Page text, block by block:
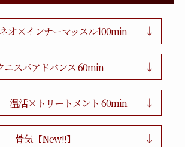
オ×インナーマッスル100min
ニスパアドバンス 60min
温活×トリートメント 60min
骨気【New!!】